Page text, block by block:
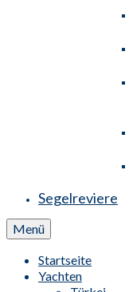
Segelreviere
Menü
Startseite
Yachten